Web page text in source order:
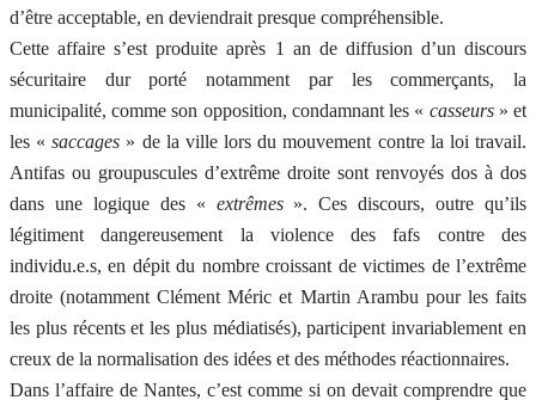
d’être acceptable, en deviendrait presque compréhensible.
Cette affaire s’est produite après 1 an de diffusion d’un discours
sécuritaire dur porté notamment par les commerçants, la
municipalité, comme son opposition, condamnant les « casseurs» et
les «saccages » de la ville lors du mouvement contre la loi travail.
Antifas ou groupuscules d’extrême droite sont renvoyés dos à dos
dans une logique des « extrêmes». Ces discours, outre qu’ils
légitiment dangereusement la violence des fafs contre des
individu.e.s, en dépit du nombre croissant de victimes de l’extrême
droite (notamment Clément Méric et Martin Arambu pour les faits
les plus récents et les plus médiatisés), participent invariablement en
creux de la normalisation des idées et des méthodes réactionnaires.
Dans l’affaire de Nantes, c’est comme si on devait comprendre que